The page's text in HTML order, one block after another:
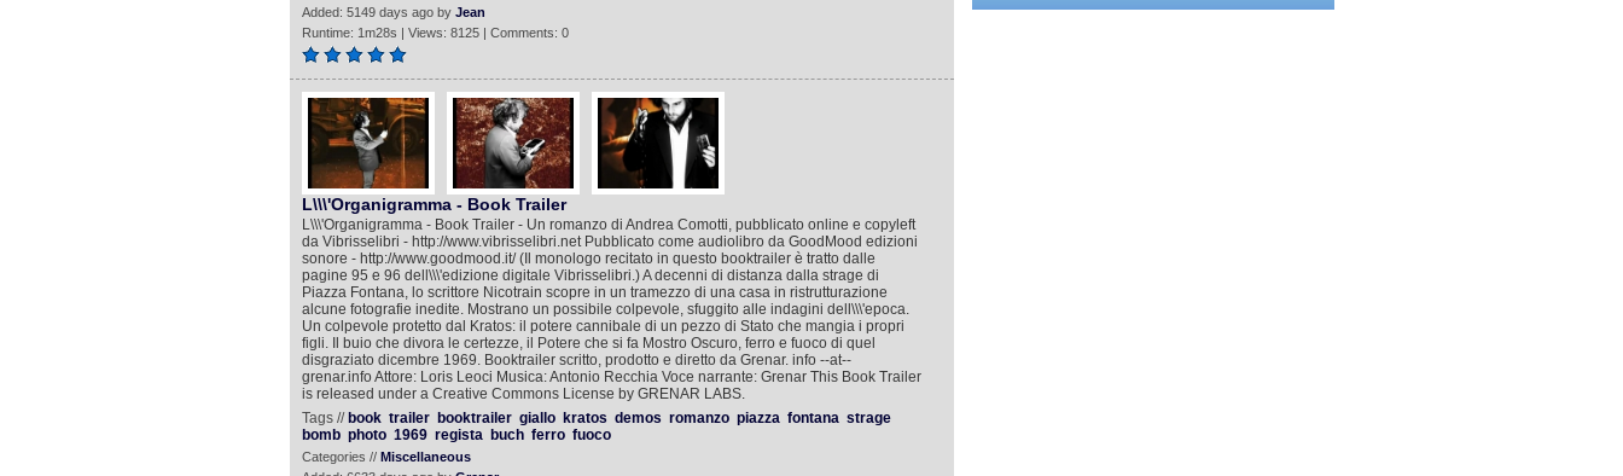
Added: 5149 days ago by Jean
Runtime: 1m28s | Views: 8125 | Comments: 0
L\\\'Organigramma - Book Trailer
L\\\'Organigramma - Book Trailer - Un romanzo di Andrea Comotti, pubblicato online e copyleft
da Vibrisselibri - http://www.vibrisselibri.net Pubblicato come audiolibro da GoodMood edizioni
sonore - http://www.goodmood.it/ (Il monologo recitato in questo booktrailer è tratto dalle
pagine 95 e 96 dell\\\'edizione digitale Vibrisselibri.) A decenni di distanza dalla strage di
Piazza Fontana, lo scrittore Nicotrain scopre in un tramezzo di una casa in ristrutturazione
alcune fotografie inedite. Mostrano un possibile colpevole, sfuggito alle indagini dell\\\'epoca.
Un colpevole protetto dal Kratos: il potere cannibale di un pezzo di Stato che mangia i propri
figli. Il buio che divora le certezze, il Potere che si fa Mostro Oscuro, ferro e fuoco di quel
disgraziato dicembre 1969. Booktrailer scritto, prodotto e diretto da Grenar. info --at--
grenar.info Attore: Loris Leoci Musica: Antonio Recchia Voce narrante: Grenar This Book Trailer
is released under a Creative Commons License by GRENAR LABS.
Tags // book trailer booktrailer giallo kratos demos romanzo piazza fontana strage
bomb photo 1969 regista buch ferro fuoco
Categories // Miscellaneous